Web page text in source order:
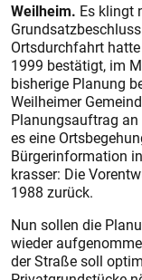
Weilheim. Es klingt
Ortsdurchfahrt
1999 bestätigt, im
bisherige Planung
Weilheimer
Planungsauftrag
es eine
Bürgerinformation
krasser: Die
1988 zurück.
Nun sollen die
wieder
der Straße soll